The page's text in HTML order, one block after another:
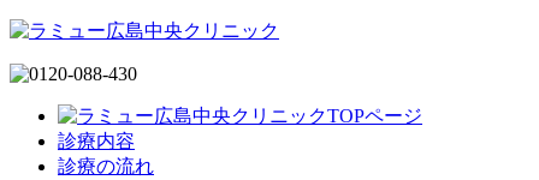
診療内容
診療の流れ